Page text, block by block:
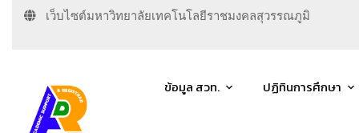
เว็บไซต์มหาวิทยาลัยเทคโนโลยีราชมงคลสุวรรณภูมิ
ข้อมูล สวท. ปฏิทินการศึกษา